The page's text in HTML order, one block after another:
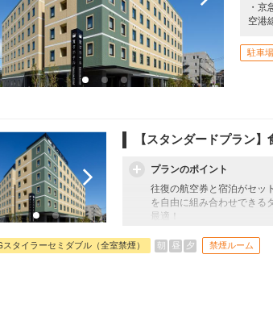
・京
空港
駐車
【スタンダードプラン
プランのポイント
往復の航空券と宿泊がセッ
を自由に組み合わせできる
最適！
フライトは、安心のJAL（
オプションでレンタカー
スタイラーセミダブル（全室禁煙） 朝 昼 夕 禁煙ルーム